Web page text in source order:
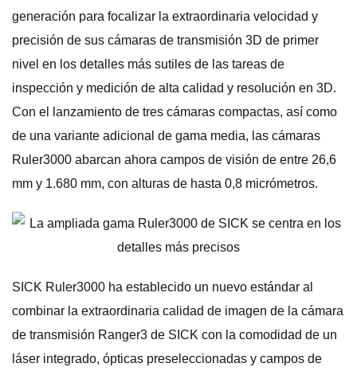
generación para focalizar la extraordinaria velocidad y
precisión de sus cámaras de transmisión 3D de primer
nivel en los detalles más sutiles de las tareas de
inspección y medición de alta calidad y resolución en 3D.
Con el lanzamiento de tres cámaras compactas, así como
de una variante adicional de gama media, las cámaras
Ruler3000 abarcan ahora campos de visión de entre 26,6
mm y 1.680 mm, con alturas de hasta 0,8 micrómetros.
SICK Ruler3000 ha establecido un nuevo estándar al
combinar la extraordinaria calidad de imagen de la cámara
de transmisión Ranger3 de SICK con la comodidad de un
láser integrado, ópticas preseleccionadas y campos de